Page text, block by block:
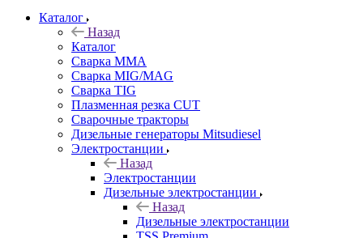
Каталог
Назад
Каталог
Сварка MMA
Сварка MIG/MAG
Сварка TIG
Плазменная резка CUT
Сварочные тракторы
Дизельные генераторы Mitsudiesel
Электростанции
Назад
Электростанции
Дизельные электростанции
Назад
Дизельные электростанции